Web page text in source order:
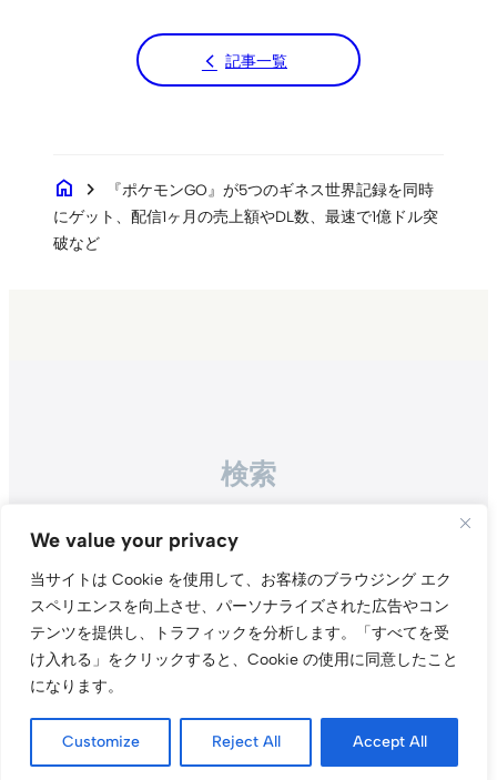
We value your privacy
当サイトは Cookie を使用して、お客様のブラウジング エク
スペリエンスを向上させ、パーソナライズされた広告やコン
テンツを提供し、トラフィックを分析します。
「すべてを受
け入れる」をクリックすると、Cookie の使用に同意したこと
になります。
Customize Reject All Accept All
記事一覧
home chevron_right
『ポケモンGO』が5つのギネス世界記録を同時
にゲット、配信1ヶ月の売上額やDL数、最速で1億ドル突
破など
検索
Search